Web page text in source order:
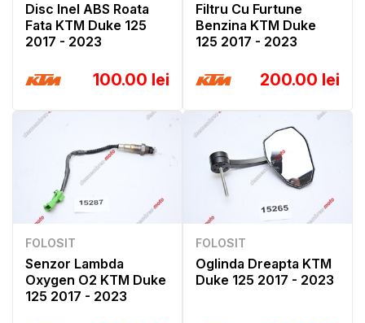
Disc Inel ABS Roata
Fata KTM Duke 125
2017 - 2023
100.00 lei
Filtru Cu Furtune
Benzina KTM Duke
125 2017 - 2023
200.00 lei
FOLOSIT
Senzor Lambda
Oxygen O2 KTM Duke
125 2017 - 2023
FOLOSIT
Oglinda Dreapta KTM
Duke 125 2017 - 2023